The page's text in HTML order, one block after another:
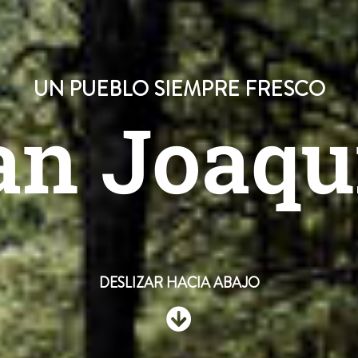
UN PUEBLO SIEMPRE FRESCO
DESLIZAR HACIA ABAJO